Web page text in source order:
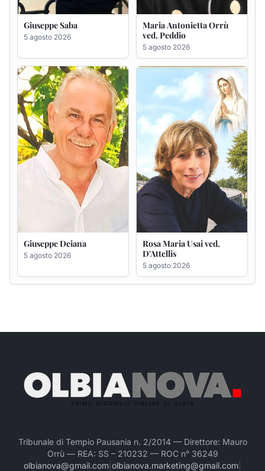
Giuseppe Deiana
5 agosto 2026
Rosa Maria Usai ved.
D'Attellis
5 agosto 2026
Tribunale di Tempio Pausania n. 2/2014 — Direttore: Mauro
Orrù — REA: SS – 210232 — ROC n° 36249
olbianova@gmail.com olbianova.marketing@gmail.com